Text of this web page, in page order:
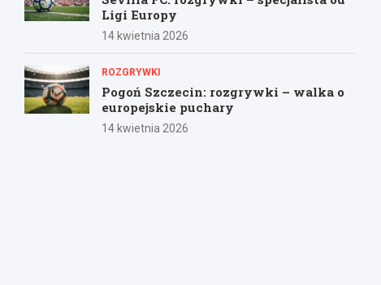
Ligi Europy
14 kwietnia 2026
ROZGRYWKI
Pogoń Szczecin: rozgrywki – walka o
europejskie puchary
14 kwietnia 2026